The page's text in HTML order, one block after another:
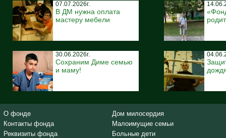
07.07.2026г.
В ДМ нужна оплата
мастеру мебели
30.06.2026г.
Сохраним Диме семью
и маму!
О фонде
Контакты фонда
Реквизиты фонда
Дом милосердия
Малоимущие семьи
Больные дети